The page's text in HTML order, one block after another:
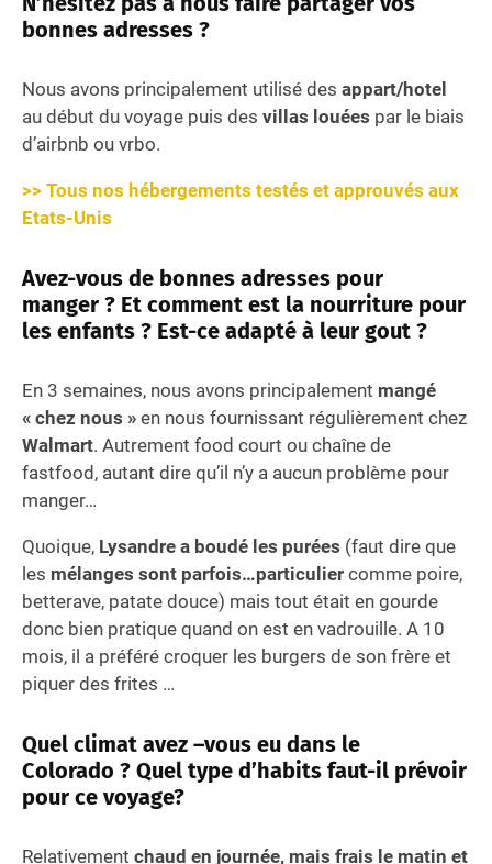
bonnes adresses ?
Nous avons principalement utilisé des appart/hotel
au début du voyage puis des villas louées par le biais
d’airbnb ou vrbo.
>> Tous nos hébergements testés et approuvés aux
Etats-Unis
Avez-vous de bonnes adresses pour
manger ? Et comment est la nourriture pour
les enfants ? Est-ce adapté à leur gout ?
En 3 semaines, nous avons principalement mangé
« chez nous » en nous fournissant régulièrement chez
Walmart. Autrement food court ou chaîne de
fastfood, autant dire qu’il n’y a aucun problème pour
manger…
Quoique, Lysandre a boudé les purées (faut dire que
les mélanges sont parfois…particulier comme poire,
betterave, patate douce) mais tout était en gourde
donc bien pratique quand on est en vadrouille. A 10
mois, il a préféré croquer les burgers de son frère et
piquer des frites …
Quel climat avez –vous eu dans le
Colorado ? Quel type d’habits faut-il prévoir
pour ce voyage?
Relativement chaud en journée, mais frais le matin et